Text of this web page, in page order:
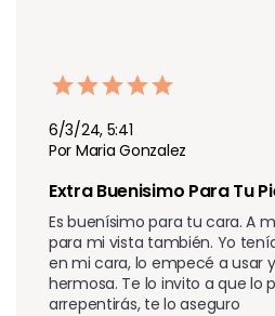
6/3/24, 5:41
Por Maria Gonzalez
Extra Buenisimo Para Tu
Es buenísimo para tu cara. A
para mi vista también. Yo
en mi cara, lo empecé a usar
hermosa. Te lo invito a que lo
arrepentirás, te lo aseguro